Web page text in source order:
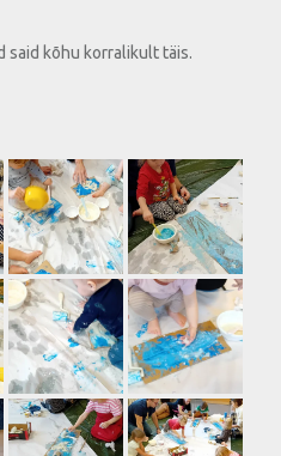
said kõhu korralikult täis.